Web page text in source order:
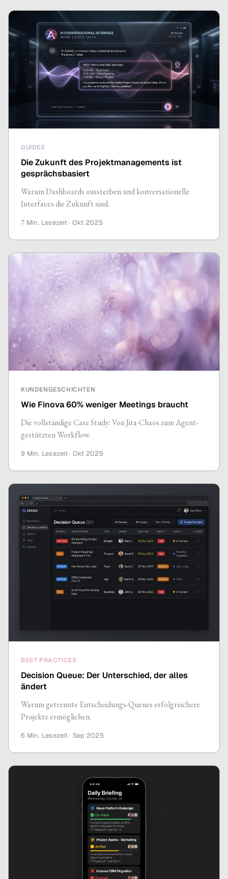
GUIDES
Die Zukunft des Projektmanagements ist
gesprächsbasiert
Warum Dashboards aussterben und konversationelle
Interfaces die Zukunft sind.
7 Min. Lesezeit · Okt 2025
KUNDENGESCHICHTEN
Wie Finova 60% weniger Meetings braucht
Die vollständige Case Study: Von Jira-Chaos zum Agent-
gestützten Workflow.
9 Min. Lesezeit · Okt 2025
BEST PRACTICES
Decision Queue: Der Unterschied, der alles
ändert
Warum getrennte Entscheidungs-Queues erfolgreichere
Projekte ermöglichen.
6 Min. Lesezeit · Sep 2025